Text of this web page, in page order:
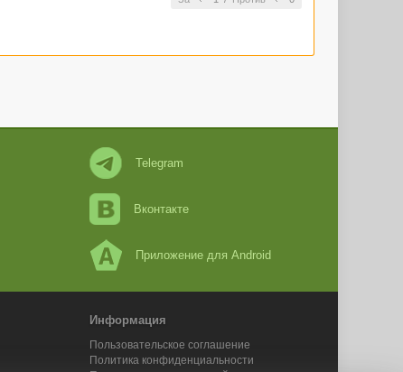
Telegram
Вконтакте
Приложение для Android
Информация
Пользовательское соглашение
Политика конфиденциальности